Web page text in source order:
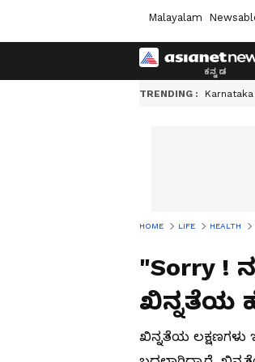
Malayalam
TRENDING :
HOME LIFE HEALTH
"Sorry !
ಖಿನ್ನತೆಯ
ಖಿನ್ನತೆಯ ಲಕ್ಷಣಗಳು